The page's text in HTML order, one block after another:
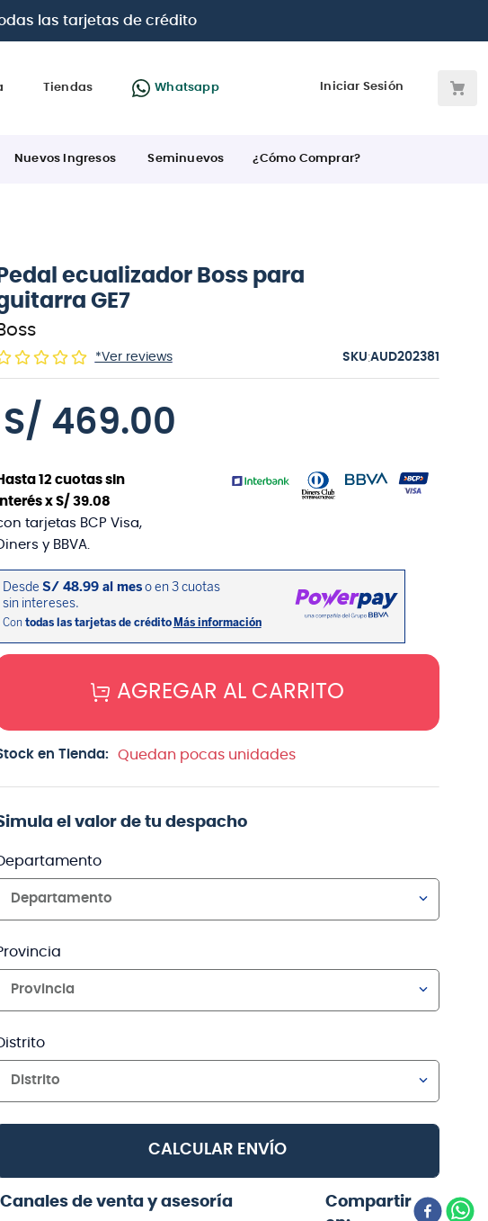
las tarjetas de crédito
Tiendas Whatsapp Iniciar Sesión
Nuevos Ingresos Seminuevos ¿Cómo Comprar?
Pedal ecualizador Boss para
GE7
*Ver reviews :AUD202381
S/ 469.00
12cuotas sin
x S/ 39.08
tarjetas BCP Visa,
y BBVA.
AGREGAR AL CARRITO
en Tienda: Quedan pocas unidades
el valor de tu despacho
Departamento
Provincia
Distrito
CALCULAR ENVÍO
Canales de venta y asesoría